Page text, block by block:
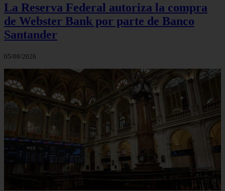
La Reserva Federal autoriza la compra
de Webster Bank por parte de Banco
Santander
05/08/2026